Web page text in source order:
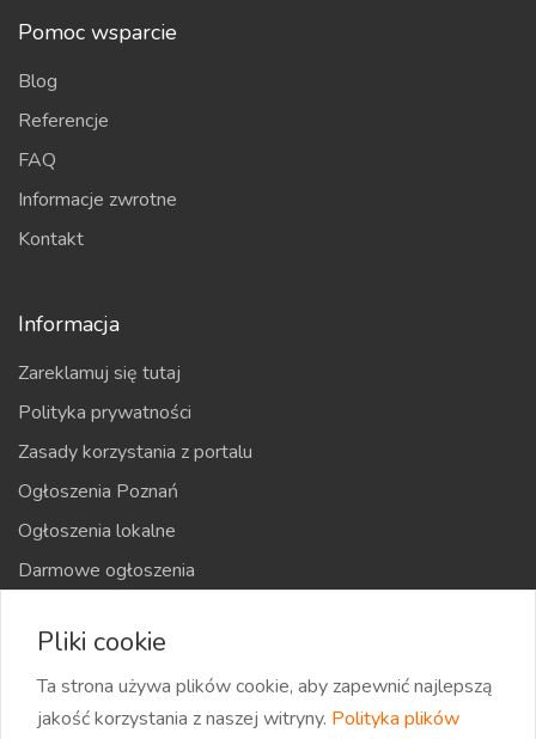
Pomoc wsparcie
Blog
Referencje
FAQ
Informacje zwrotne
Kontakt
Informacja
Zareklamuj się tutaj
Polityka prywatności
Zasady korzystania z portalu
Ogłoszenia Poznań
Ogłoszenia lokalne
Darmowe ogłoszenia
Mapa strony
Pliki cookie
Ta strona używa plików cookie, aby zapewnić najlepszą
jakość korzystania z naszej witryny. Polityka plików